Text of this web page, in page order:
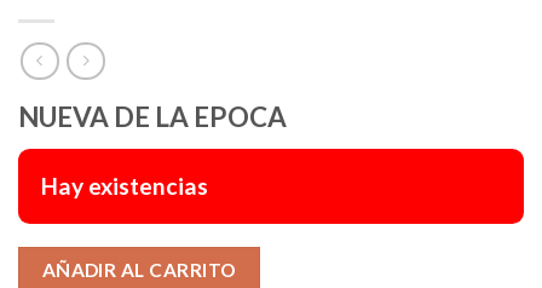
NUEVA DE LA EPOCA
Hay existencias
AÑADIR AL CARRITO